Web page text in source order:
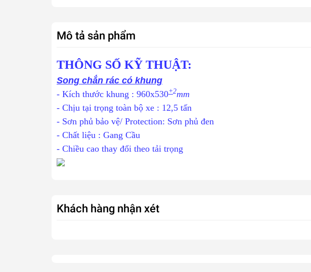
Mô tả sản phẩm
THÔNG SỐ KỸ THUẬT:
Song chắn rác có khung
- Kích thước khung : 960x530+2mm
- Chịu tại trọng toàn bộ xe : 12,5 tấn
- Sơn phủ bảo vệ/ Protection: Sơn phủ đen
- Chất liệu : Gang Cầu
- Chiều cao thay đổi theo tải trọng
Khách hàng nhận xét